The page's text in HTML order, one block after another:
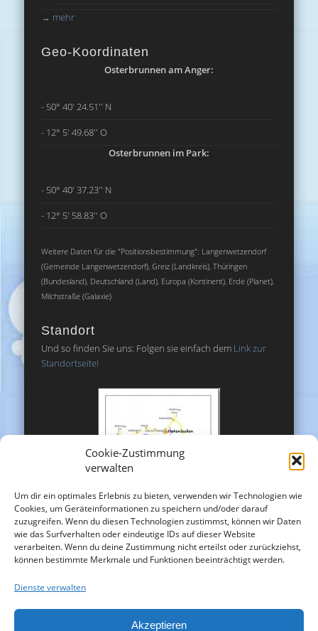
Cookie-Zustimmung
verwalten
Um dir ein optimales Erlebnis zu bieten, verwenden wir Technologien wie
Cookies, um Geräteinformationen zu speichern und/oder darauf
zuzugreifen. Wenn du diesen Technologien zustimmst, können wir Daten
wie das Surfverhalten oder eindeutige IDs auf dieser Website
verarbeiten. Wenn du deine Zustimmung nicht erteilst oder zurückziehst,
können bestimmte Merkmale und Funktionen beeinträchtigt werden.
Dienste verwalten
Akzeptieren
→ mehr
Geo-Koordinaten
Osterbrunnen am Anger:
- 50° 40' 24.51'' N
- 12° 5' 49.68'' O
Osterbrunnen im Park:
- 50° 40' 37.23'' N
- 12° 5' 58.83'' O
Weitere Daten für die "Positionsbestimmung": Langenwetzendorf
(Gemeinde Langenwetzendorf), Greiz (Landkreis), Thüringen
(Bundesland), Deutschland (Land), Europa (Kontinent), Erde (Planet),
Milchstraße (Galaxie)
Standort
Und so finden Sie uns: Folgen sie einfach dem Link zur
Standortseite!